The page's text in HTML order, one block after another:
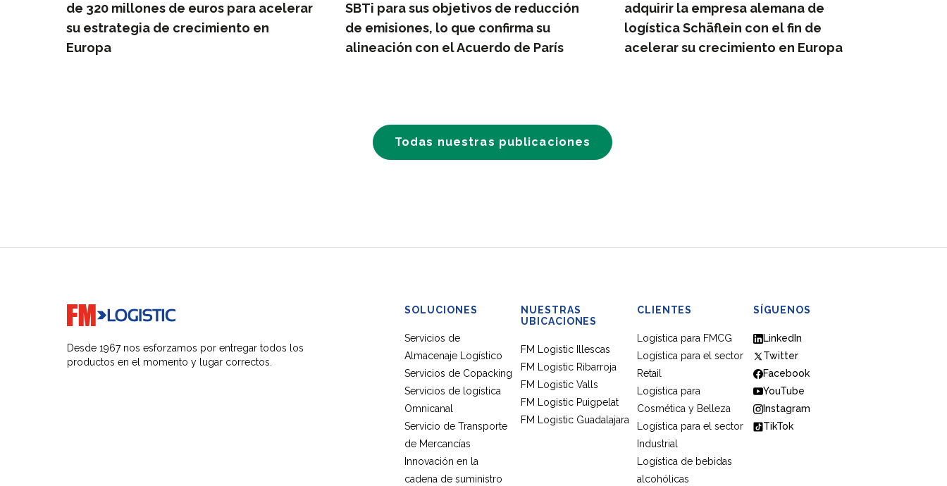
de 320 millones de euros para acelerar
su estrategia de crecimiento en
Europa
SBTi para sus objetivos de reducción
de emisiones, lo que confirma su
alineación con el Acuerdo de París
adquirir la empresa alemana de
logística Schäflein con el fin de
acelerar su crecimiento en Europa
Todas nuestras publicaciones
Go to home page
Desde 1967 nos esforzamos por entregar todos los
productos en el momento y lugar correctos.
SOLUCIONES
Servicios de
Almacenaje Logístico
Servicios de Copacking
Servicios de logística
Omnicanal
Servicio de Transporte
de Mercancías
Innovación en la
cadena de suministro
NUESTRAS
UBICACIONES
FM Logistic Illescas
FM Logistic Ribarroja
FM Logistic Valls
FM Logistic Puigpelat
FM Logistic Guadalajara
CLIENTES
Logística para FMCG
Logística para el sector
Retail
Logística para
Cosmética y Belleza
Logística para el sector
Industrial
Logística de bebidas
alcohólicas
SÍGUENOS
LinkedIn
Twitter
Facebook
YouTube
Instagram
TikTok